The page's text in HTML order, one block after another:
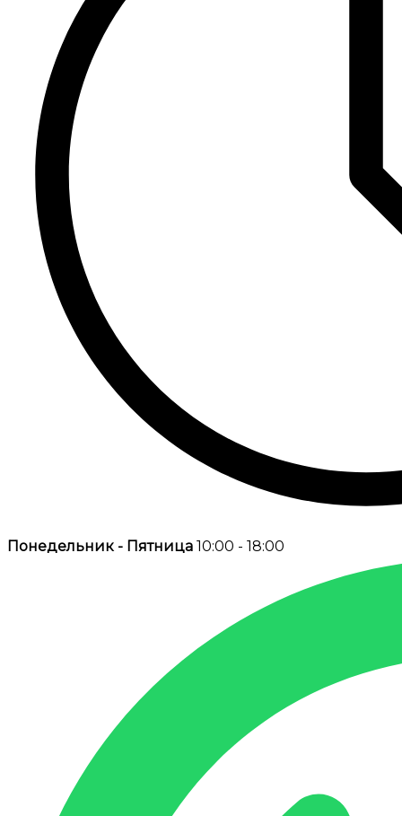
Понедельник - Пятница 10:00 - 18:00